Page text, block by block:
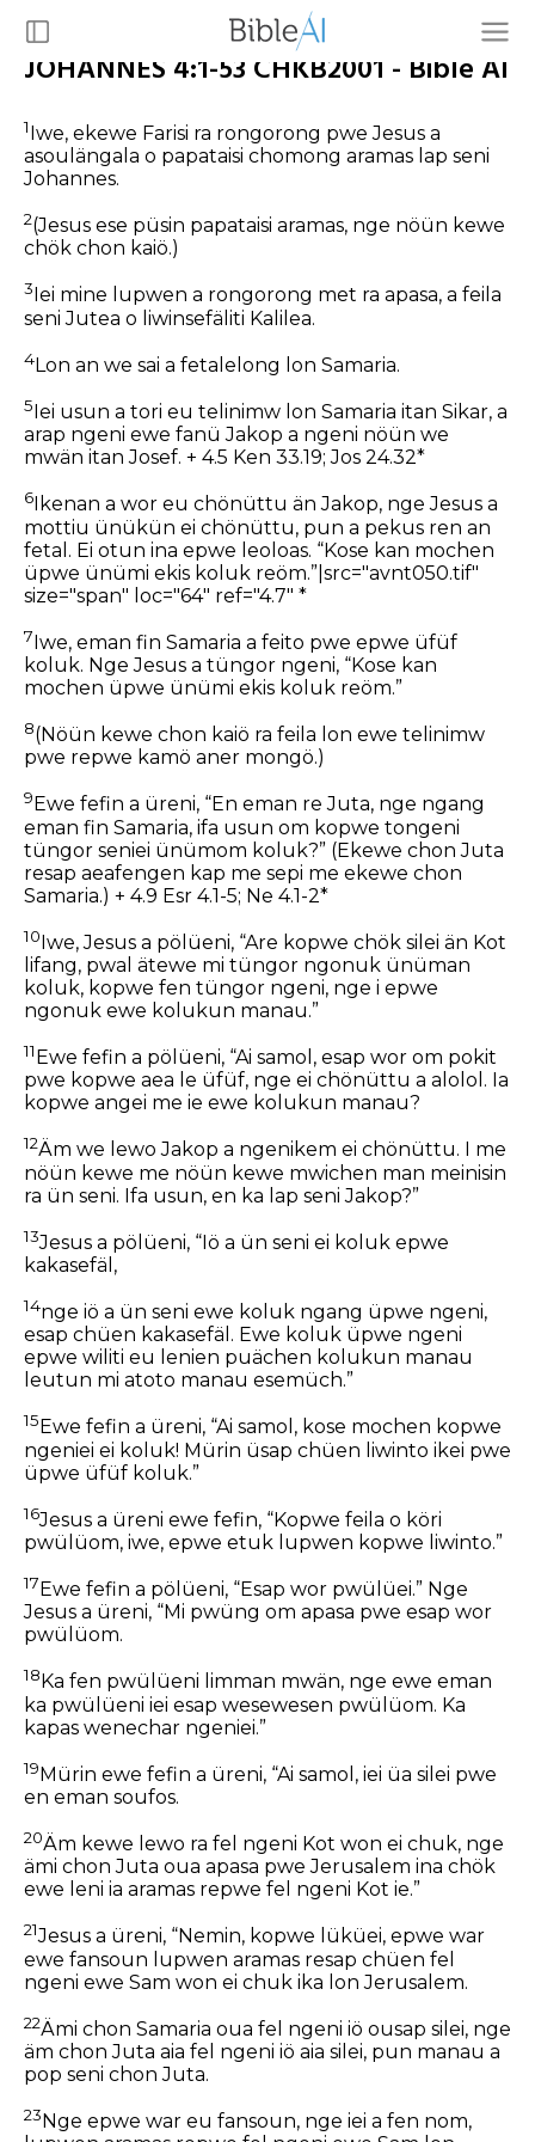
JOHANNES 4:1-53 CHKB2001 - Bible AI
1Iwe, ekewe Farisi ra rongorong pwe Jesus a
asoulängala o papataisi chomong aramas lap seni
Johannes.
2(Jesus ese püsin papataisi aramas, nge nöün kewe
chök chon kaiö.)
3 Iei mine lupwen a rongorong met ra apasa, a feila
seni Jutea o liwinsefäliti Kalilea.
4Lon an we sai a fetalelong lon Samaria.
5 Iei usun a tori eu telinimw lon Samaria itan Sikar, a
arap ngeni ewe fanü Jakop a ngeni nöün we
mwän itan Josef. + 4.5 Ken 33.19; Jos 24.32*
6 Ikenan a wor eu chönüttu än Jakop, nge Jesus a
mottiu ünükün ei chönüttu, pun a pekus ren an
fetal. Ei otun ina epwe leoloas. “Kose kan mochen
üpwe ünümi ekis koluk reöm.”|src="avnt050.tif"
size="span" loc="64" ref="4.7" *
7Iwe, eman fin Samaria a feito pwe epwe üfüf
koluk. Nge Jesus a tüngor ngeni, “Kose kan
mochen üpwe ünümi ekis koluk reöm.”
8(Nöün kewe chon kaiö ra feila lon ewe telinimw
pwe repwe kamö aner mongö.)
9 Ewe fefin a üreni, “En eman re Juta, nge ngang
eman fin Samaria, ifa usun om kopwe tongeni
tüngor seniei ünümom koluk?” (Ekewe chon Juta
resap aeafengen kap me sepi me ekewe chon
Samaria.) + 4.9 Esr 4.1-5; Ne 4.1-2*
10Iwe, Jesus a pölüeni, “Are kopwe chök silei än Kot
lifang, pwal ätewe mi tüngor ngonuk ünüman
koluk, kopwe fen tüngor ngeni, nge i epwe
ngonuk ewe kolukun manau.”
11 Ewe fefin a pölüeni, “Ai samol, esap wor om pokit
pwe kopwe aea le üfüf, nge ei chönüttu a alolol. Ia
kopwe angei me ie ewe kolukun manau?
12Äm we lewo Jakop a ngenikem ei chönüttu. I me
nöün kewe me nöün kewe mwichen man meinisin
ra ün seni. Ifa usun, en ka lap seni Jakop?”
13Jesus a pölüeni, “Iö a ün seni ei koluk epwe
kakasefäl,
14nge iö a ün seni ewe koluk ngang üpwe ngeni,
esap chüen kakasefäl. Ewe koluk üpwe ngeni
epwe wiliti eu lenien puächen kolukun manau
leutun mi atoto manau esemüch.”
15 Ewe fefin a üreni, “Ai samol, kose mochen kopwe
ngeniei ei koluk! Mürin üsap chüen liwinto ikei pwe
üpwe üfüf koluk.”
16Jesus a üreni ewe fefin, “Kopwe feila o köri
pwülüom, iwe, epwe etuk lupwen kopwe liwinto.”
17 Ewe fefin a pölüeni, “Esap wor pwülüei.” Nge
Jesus a üreni, “Mi pwüng om apasa pwe esap wor
pwülüom.
18 Ka fen pwülüeni limman mwän, nge ewe eman
ka pwülüeni iei esap wesewesen pwülüom. Ka
kapas wenechar ngeniei.”
19Mürin ewe fefin a üreni, “Ai samol, iei üa silei pwe
en eman soufos.
20Äm kewe lewo ra fel ngeni Kot won ei chuk, nge
ämi chon Juta oua apasa pwe Jerusalem ina chök
ewe leni ia aramas repwe fel ngeni Kot ie.”
21Jesus a üreni, “Nemin, kopwe lüküei, epwe war
ewe fansoun lupwen aramas resap chüen fel
ngeni ewe Sam won ei chuk ika lon Jerusalem.
22Ämi chon Samaria oua fel ngeni iö ousap silei, nge
äm chon Juta aia fel ngeni iö aia silei, pun manau a
pop seni chon Juta.
23 Nge epwe war eu fansoun, nge iei a fen nom,